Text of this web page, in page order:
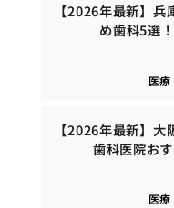
【2026年最新】
め歯科5選
医療
【2026年最新】
歯科医院お
医療